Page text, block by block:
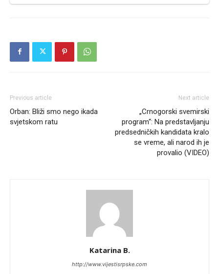
Previous article
Orban: Bliži smo nego ikada
svjetskom ratu
Next article
„Crnogorski svemirski
program“: Na predstavljanju
predsedničkih kandidata kralo
se vreme, ali narod ih je
provalio (VIDEO)
Katarina B.
http://www.vijestisrpske.com